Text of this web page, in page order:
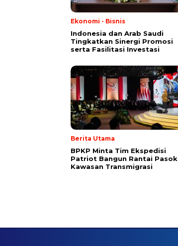
Ekonomi - Bisnis
Indonesia dan Arab Saudi
Tingkatkan Sinergi Promosi
serta Fasilitasi Investasi
Berita Utama
BPKP Minta Tim Ekspedisi
Patriot Bangun Rantai Pasok
Kawasan Transmigrasi